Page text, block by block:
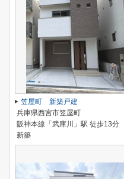
笠屋町 新築戸建
兵庫県西宮市笠屋町
阪神本線「武庫川」駅 徒歩13分
新築